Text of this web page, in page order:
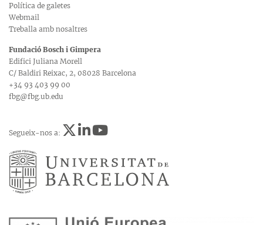
Política de galetes
Webmail
Treballa amb nosaltres
Fundació Bosch i Gimpera
Edifici Juliana Morell
C/ Baldiri Reixac, 2, 08028 Barcelona
+34 93 403 99 00
fbg@fbg.ub.edu
Segueix-nos a: